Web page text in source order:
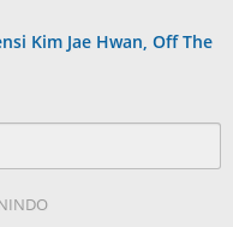
Kim Jae Hwan, Off The